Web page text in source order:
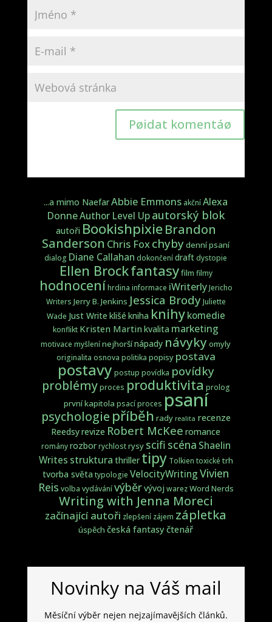
Pøidat komentáø
...a mimo NaefarAbbie Emmons akční Alexa
DonneAuthor Level Upautorský blok
autoři BookishpixieBrandon
Sanderson Chris Foxchybydenní psaní
dialog Diane Callahan dokončení draft dystopie
Ellen Brockfantasyfilm filmy
hodnoceníhrdina informace iWriterlyJericho
Writers Jerry B. Jenkins Jessica BrodyJuliette
Wade Just Write klišé kniha knihykomedie
konflikt Kristen Martinkvalita marketing
motivace myšlení nejhoršínápady návyky omyly
originalita osnova politika popisy postava
postavy postup povídka povídky
problémyproces produktivita prolog
první kapitola psací proces psaní
psychologie příběh rady realita recenze
Reedsyrevize Robert McKee romance
rományrozborrychlostrysy scifi scéna Shaelin
Writes struktura thriller tipy Tolkien toxické trh
tvorba světa typologie VelocityWriting Vivien
Reis volba vydávánívýběrvývoj warezWord Nerds
Writing with Jenna Moreci
začínající autoři zlepšení zájem zápletka
úspěch česká fantasyčtenář
Novinky na Váš mail
Měsíční výběr nejen nejzajímavějších článků.